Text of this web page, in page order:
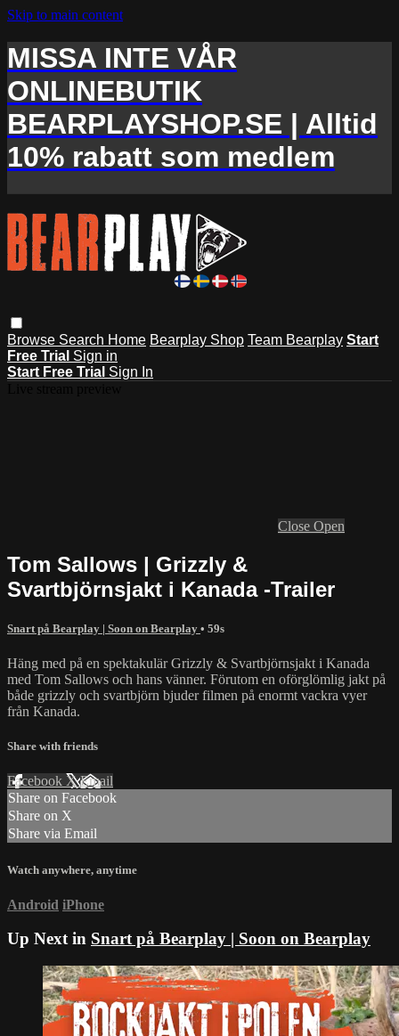
Skip to main content
MISSA INTE VÅR
ONLINEBUTIK
BEARPLAYSHOP.SE | Alltid
10% rabatt som medlem
Browse Search Home Bearplay Shop Team Bearplay Start
Free Trial Sign in
Start Free Trial Sign In
Close Open
Tom Sallows | Grizzly &
Svartbjörnsjakt i Kanada -Trailer
Snart på Bearplay | Soon on Bearplay • 59s
Häng med på en spektakulär Grizzly & Svartbjörnsjakt i Kanada
med Tom Sallows och hans vänner. Förutom en oförglömlig jakt på
både grizzly och svartbjörn bjuder filmen på enormt vackra vyer
från Kanada.
Share with friends
Facebook XEmail
Share on Facebook
Share on X
Share via Email
Watch anywhere, anytime
Android iPhone
Up Next in Snart på Bearplay | Soon on Bearplay